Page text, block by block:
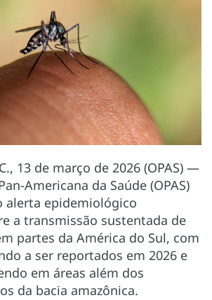
13 de março de 2026 (OPAS) —
Americana da Saúde (OPAS)
alerta epidemiológico
a transmissão sustentada de
partes da América do Sul, com
a ser reportados em 2026 e
em áreas além dos
da bacia amazônica.